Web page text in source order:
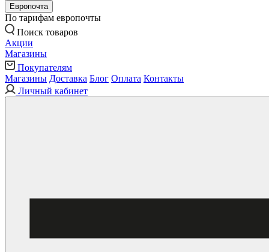
Европочта
По тарифам европочты
Поиск товаров
Акции
Магазины
Покупателям
Магазины Доставка Блог Оплата Контакты
Личный кабинет